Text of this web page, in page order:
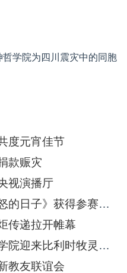
学院为四川震灾中的同胞
度元宵佳节
款赈灾
视演播厅
北京：天主教歌曲《震怒的日子》获得参赛金奖
传递拉开帷幕
北京：中国天主教神哲学院迎来比利时牧灵交流代表团一行
教友联谊会